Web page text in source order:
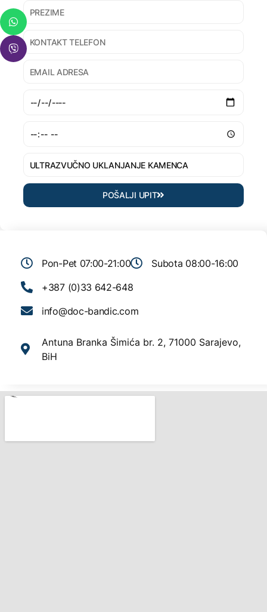
POŠALJI UPIT
Pon-Pet 07:00-21:00
Subota 08:00-16:00
+387 (0)33 642-648
info@doc-bandic.com
Antuna Branka Šimića br. 2, 71000 Sarajevo,
BiH